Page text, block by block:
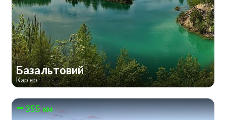
Базальтовий
Кар'єр
355 км